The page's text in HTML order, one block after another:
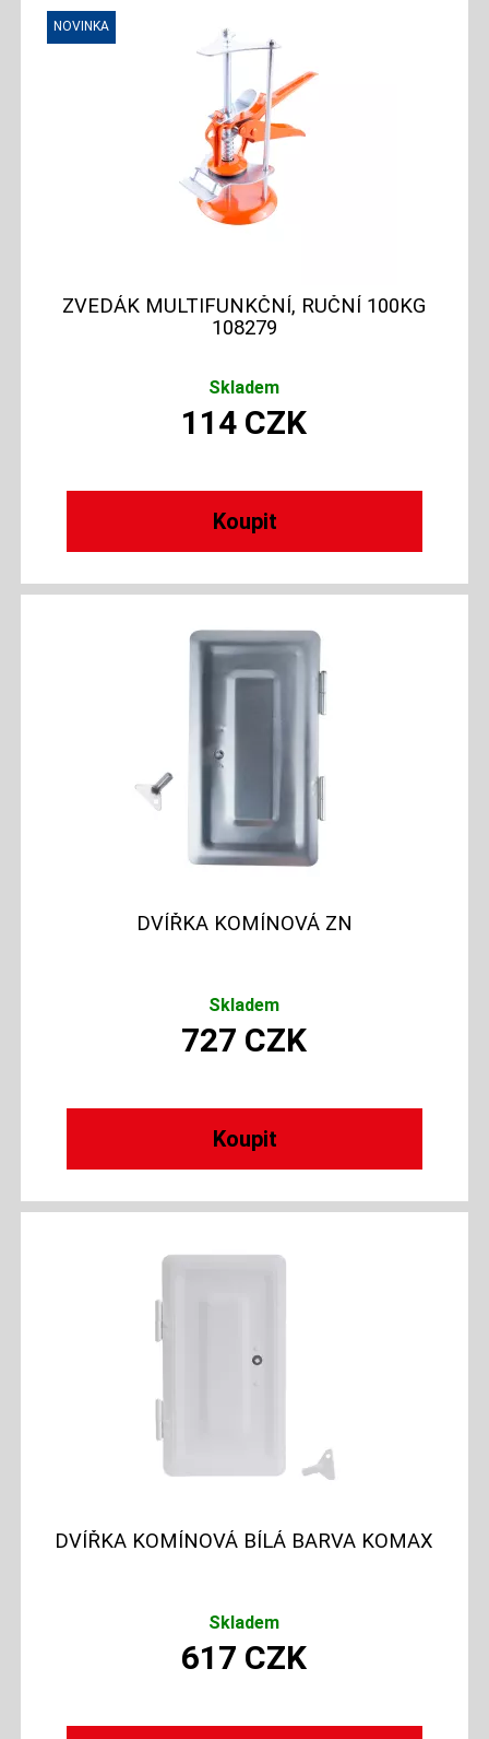
ZVEDÁK MULTIFUNKČNÍ, RUČNÍ 100KG
108279
Skladem
114 CZK
DVÍŘKA KOMÍNOVÁ ZN
Skladem
727 CZK
DVÍŘKA KOMÍNOVÁ BÍLÁ BARVA KOMAX
Skladem
617 CZK